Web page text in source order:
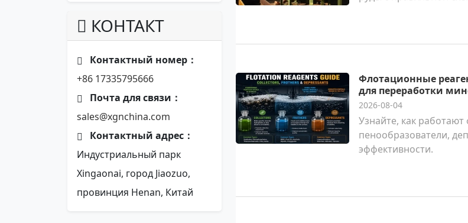
КОНТАКТ
Контактный номер：
+86 17335795666
Почта для связи：
sales@xgnchina.com
Контактный адрес：
Индустриальный парк
Xingaonai, город Jiaozuo,
провинция Henan, Китай
Флотационные
для переработки
2026-08-04
Узнайте, как
пенообразователи,
эффективности.